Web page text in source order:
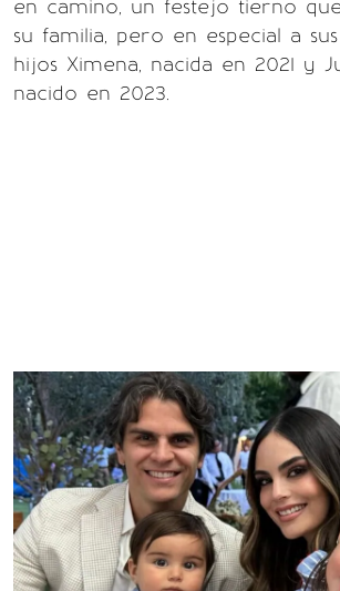
en camino, un festejo tierno
su familia, pero en especial a
hijos Ximena, nacida en 2021 y
nacido en 2023.